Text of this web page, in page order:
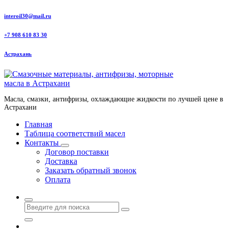
Перейти
содержанию
interoil30@mail.ru
+7 908 610 83 30
Астрахань
Масла, смазки, антифризы, охлаждающие жидкости по лучшей цене в
Астрахани
Главная
Таблица соответствий масел
Контакты
Договор поставки
Доставка
Заказать обратный звонок
Оплата